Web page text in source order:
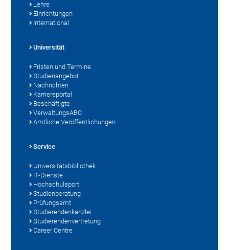
Lehre
Einrichtungen
International
Universität
Fristen und Termine
Studienangebot
Nachrichten
Karriereportal
Beschäftigte
VerwaltungsABC
Amtliche Veröffentlichungen
Service
Universitätsbibliothek
IT-Dienste
Hochschulsport
Studienberatung
Prüfungsamt
Studierendenkanzlei
Studierendenvertretung
Career Centre